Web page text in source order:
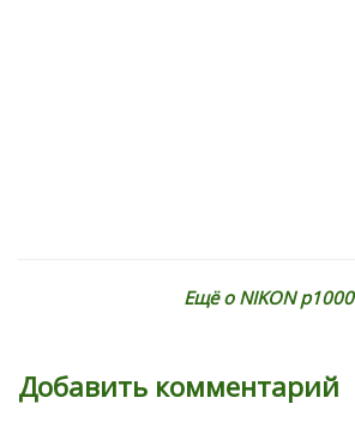
Ещё о NIKON p1000
Добавить комментарий